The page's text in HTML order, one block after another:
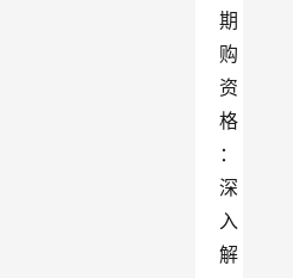
期
购
资
格
：
深
入
解